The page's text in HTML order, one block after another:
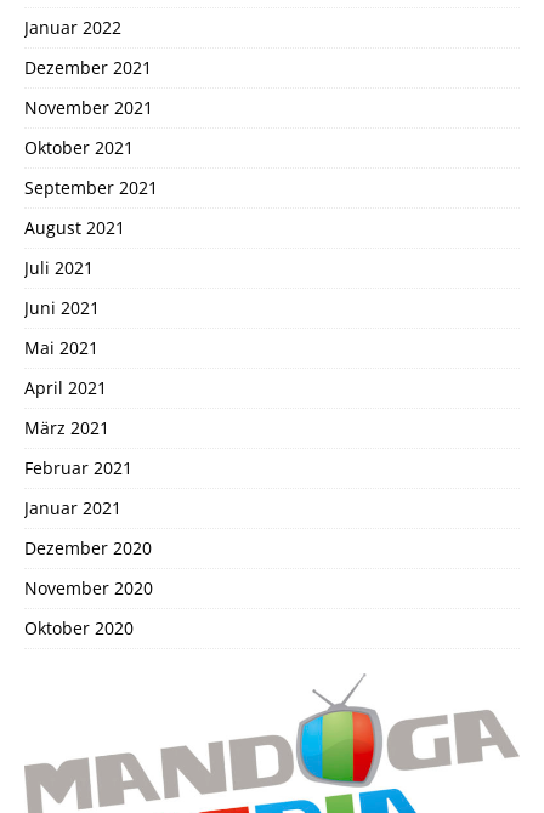
Januar 2022
Dezember 2021
November 2021
Oktober 2021
September 2021
August 2021
Juli 2021
Juni 2021
Mai 2021
April 2021
März 2021
Februar 2021
Januar 2021
Dezember 2020
November 2020
Oktober 2020